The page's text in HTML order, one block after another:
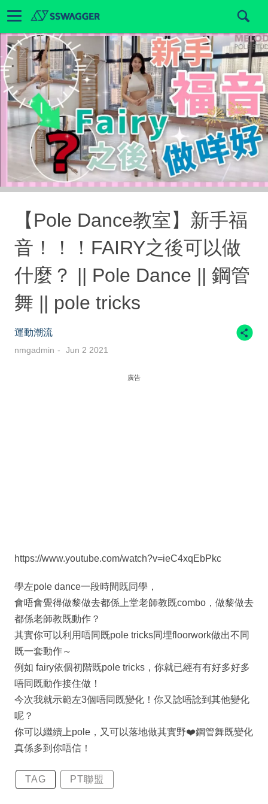
【Pole Dance教室】新手福
音！！！FAIRY之後可以做
什麼？ || Pole Dance || 鋼管
舞 || pole tricks
運動潮流
nmgadmin Jun 2 2021
廣告
https://www.youtube.com/watch?v=ieC4xqEbPkc
學左pole dance一段時間既同學，
會唔會覺得做黎做去都係上堂老師教既combo，做黎做去
都係老師教既動作？
其實你可以利用唔同既pole tricks同埋floorwork做出不同
既一套動作～
例如 fairy依個初階既pole tricks，你就已經有有好多好多
唔同既動作接住做！
今次我就示範左3個唔同既變化！你又諗唔諗到其他變化
呢？
你可以繼續上pole，又可以落地做其實野❤️鋼管舞既變化
真係多到你唔信！
TAG PT聯盟